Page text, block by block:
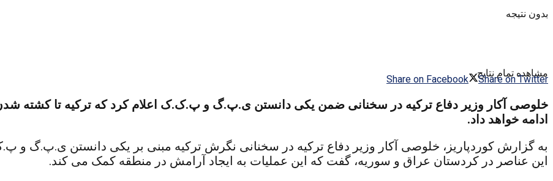
بدون نتیجه
مشاهده تمام نتایج
Share on Facebook Share on Twitter
خلوصی آکار وزیر دفاع ترکیه در سخنانی ضمن یکی دانستن ی.پ.گ و پ.ک.ک اعلام کرد که ترکیه تا کشته شدن
ادامه خواهد داد.
به گزارش کوردپاریز، خلوصی آکار وزیر دفاع ترکیه در سخنانی نگرش ترکیه مبنی بر یکی دانستن ی.پ.گ و
این عناصر در کردستان عراق و سوریه، گفت که این عملیات به ایجاد آرامش در منطقه کمک می کند.